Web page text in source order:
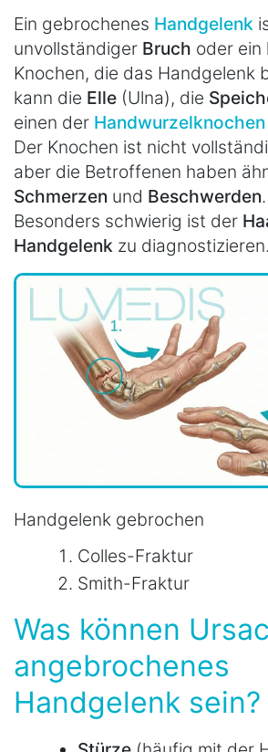
Ein gebrochenes Handgelenk
unvollständiger Bruch oder ein
Knochen, die das Handgelenk
kann die Elle (Ulna), die
einen der Handwurzelknochen
Der Knochen ist nicht
aber die Betroffenen haben
Schmerzen und Beschwerden.
Besonders schwierig ist der
Handgelenk zu diagnostizieren.
Handgelenk gebrochen
Colles-Fraktur
Smith-Fraktur
Was können
angebrochenes
Handgelenk sein?